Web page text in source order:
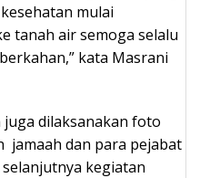
mulai
tanah air semoga selalu
kata Masrani
dilaksanakan foto
jamaah dan para pejabat
kegiatan